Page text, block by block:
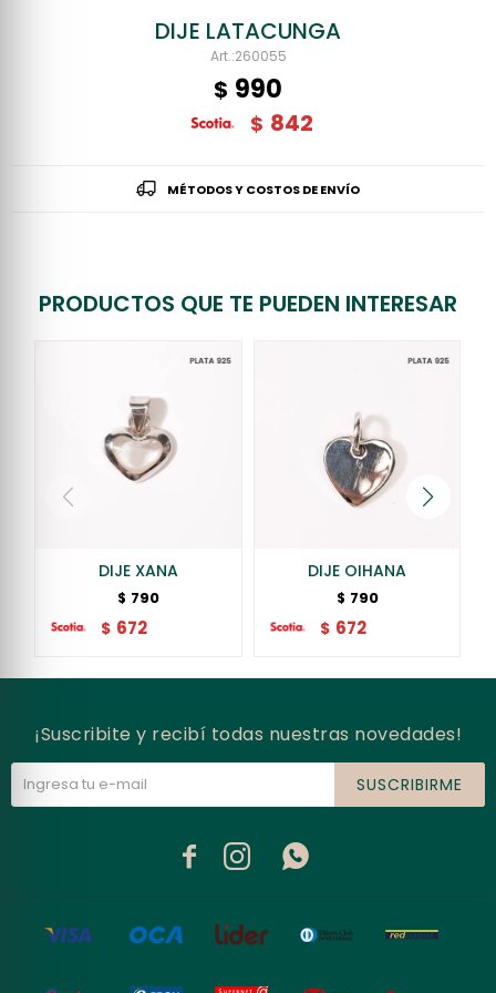
DIJE LATACUNGA
260055
$ 990
$ 842
MÉTODOS Y COSTOS DE ENVÍO
PRODUCTOS QUE TE PUEDEN INTERESAR
DIJE XANA
$ 790
$ 672
DIJE OIHANA
$ 790
$ 672
¡Suscribite y recibí todas nuestras novedades!
SUSCRIBIRME
  